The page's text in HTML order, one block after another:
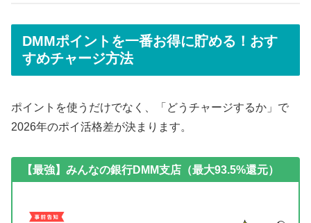
DMMポイントを一番お得に貯める！おす
すめチャージ方法
ポイントを使うだけでなく、「どうチャージするか」で
2026年のポイ活格差が決まります。
【最強】みんなの銀行DMM支店（最大93.5%還元）